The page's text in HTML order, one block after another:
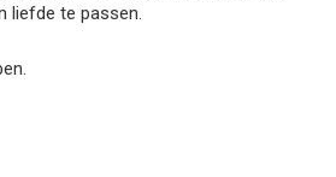
liefde te passen.